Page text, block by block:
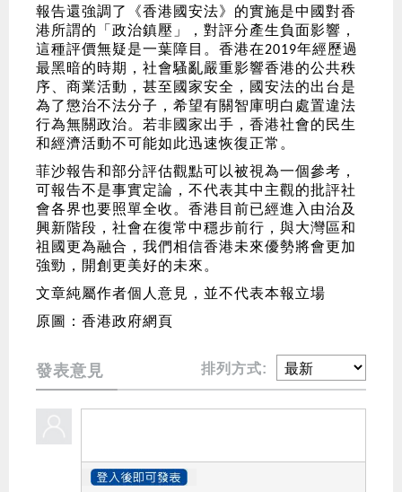
報告還強調了《香港國安法》的實施是中國對香
港所謂的「政治鎮壓」，對評分產生負面影響，
這種評價無疑是一葉障目。香港在2019年經歷過
最黑暗的時期，社會騷亂嚴重影響香港的公共秩
序、商業活動，甚至國家安全，國安法的出台是
為了懲治不法分子，希望有關智庫明白處置違法
行為無關政治。若非國家出手，香港社會的民生
和經濟活動不可能如此迅速恢復正常。
菲沙報告和部分評估觀點可以被視為一個參考，
可報告不是事實定論，不代表其中主觀的批評社
會各界也要照單全收。香港目前已經進入由治及
興新階段，社會在復常中穩步前行，與大灣區和
祖國更為融合，我們相信香港未來優勢將會更加
強勁，開創更美好的未來。
文章純屬作者個人意見，並不代表本報立場
原圖：香港政府網頁
發表意見 排列方式: